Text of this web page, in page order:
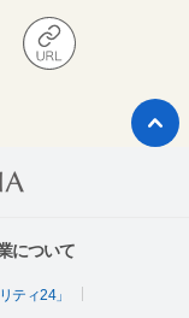
について
ティ24」